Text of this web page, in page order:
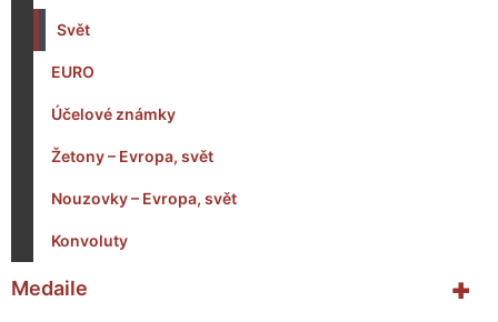
Svět
EURO
Účelové známky
Žetony – Evropa, svět
Nouzovky – Evropa, svět
Konvoluty
+
Medaile